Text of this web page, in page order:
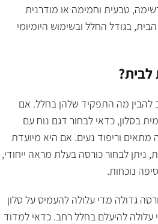
טבעית וחמימה או מודרנית
בגודל החלל ובשימוש היומיומי
לבית?
להבין מה התפקיד שלהן בחלל. אם
בסלון, כדאי לבחור דגם נוח עם
מתאים וריפוד נעים. אם היא מיועדת
ניתן לבחור כורסה בעלת מראה ייחודי,
נוכחות.
גדולה מדי עלולה להעמיס על סלון
להיעלם בחלל רחב. כדאי למדוד